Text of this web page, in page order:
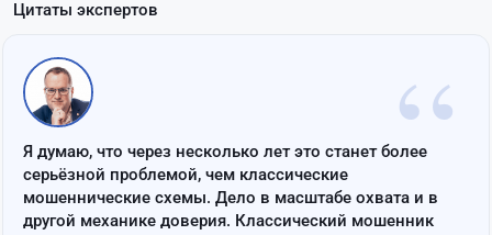
Цитаты экспертов
“
Я думаю, что через несколько лет это станет более
серьёзной проблемой, чем классические
мошеннические схемы. Дело в масштабе охвата и в
другой механике доверия. Классический мошенник